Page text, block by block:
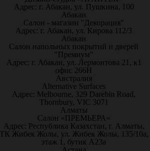
Адрес: г. Абакан, ул. Пушкина, 100
Абакан
Салон - магазин "Декорация"
Адрес: г. Абакан, ул. Кирова 112/3
Абакан
Салон напольных покрытий и дверей
"Премиум"
Адрес: г. Абакан, ул. Лермонтова 21, к1
офис 266Н
Австралия
Alternative Surfaces
Адрес: Melbourne, 329 Darebin Road,
Thornbury, VIC 3071
Алматы
Салон «ПРЕМЬЕРА»
Адрес: Республика Казахстан, г. Алматы,
Жибек Жолы, ул. Жибек Жолы, 135/10а,
этаж 1, бутик А23а